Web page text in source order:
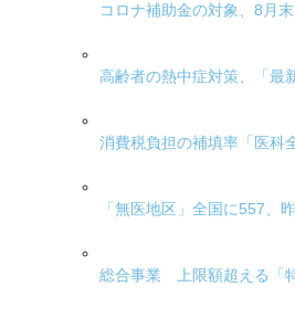
コロナ補助金の対象、8月
高齢者の熱中症対策、「最
消費税負担の補填率「医科
「無医地区」全国に557、
総合事業 上限額超える「